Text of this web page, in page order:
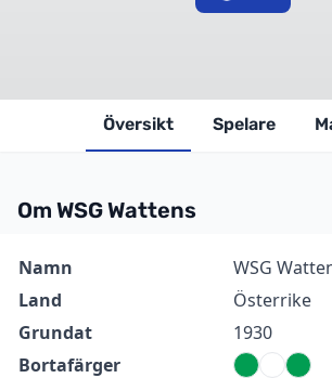
Översikt Spelare
Om WSG Wattens
Information
Namn
WSG
Land
Österrike
Grundat
1930
Bortafärger